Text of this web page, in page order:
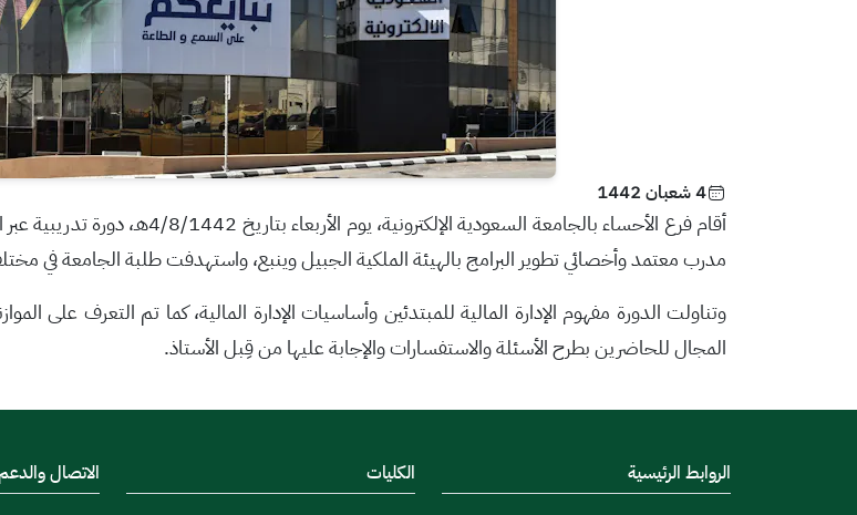
4 شعبان 1442
أقام فرع الأحساء بالجامعة السعودية
مدرب معتمد وأخصائي تطوير البرامج بالهيئة الملكية الجبيل وينبع، واستهدفت طلبة الجامعة في
وتناولت الدورة مفهوم الإدارة المالية للمبتدئين وأساسيات الإدارة المالية، كما تم التعرف على
المجال للحاضرين بطرح الأسئلة والاستفسارات والإجابة عليها من قِبل الأستاذ.
الروابط الرئيسية الكليات الاتصال